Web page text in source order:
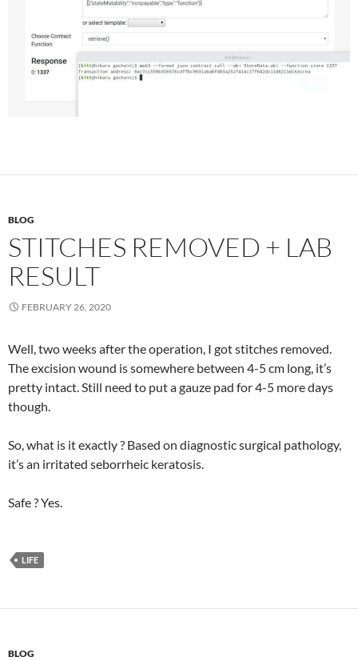
BLOG
STITCHES REMOVED + LAB
RESULT
FEBRUARY 26, 2020
Well, two weeks after the operation, I got stitches removed.
The excision wound is somewhere between 4-5 cm long, it’s
pretty intact. Still need to put a gauze pad for 4-5 more days
though.
So, what is it exactly ? Based on diagnostic surgical pathology,
it’s an irritated seborrheic keratosis.
Safe ? Yes.
LIFE
BLOG